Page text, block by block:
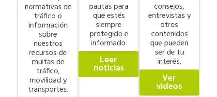
normativas de
tráfico o
información
sobre
nuestros
recursos de
multas de
tráfico,
movilidad y
transportes.
pautas para
que estés
siempre
protegido e
informado.
Leer
noticias
consejos,
entrevistas y
otros
contenidos
que pueden
ser de tu
interés.
Ver
videos